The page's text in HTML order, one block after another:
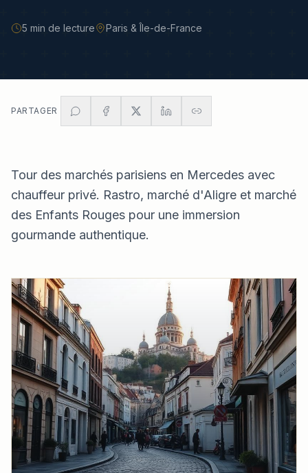
5 min de lecture Paris & Île-de-France
PARTAGER
Tour des marchés parisiens en Mercedes avec
chauffeur privé. Rastro, marché d'Aligre et marché
des Enfants Rouges pour une immersion
gourmande authentique.